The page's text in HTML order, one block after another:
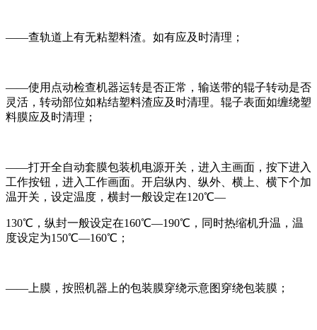
——查轨道上有无粘塑料渣。如有应及时清理；
——使用点动检查机器运转是否正常，输送带的辊子转动是否
灵活，转动部位如粘结塑料渣应及时清理。辊子表面如缠绕塑
料膜应及时清理；
——打开全自动套膜包装机电源开关，进入主画面，按下进入
工作按钮，进入工作画面。开启纵内、纵外、横上、横下个加
温开关，设定温度，横封一般设定在120℃—
130℃，纵封一般设定在160℃—190℃，同时热缩机升温，温
度设定为150℃—160℃；
——上膜，按照机器上的包装膜穿绕示意图穿绕包装膜；